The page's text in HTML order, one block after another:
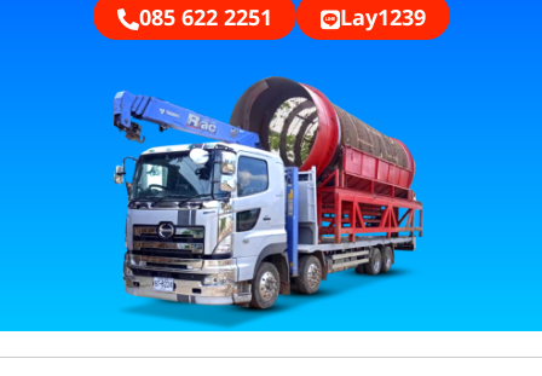
085 622 2251 Lay1239